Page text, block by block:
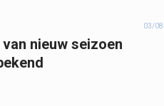
03/08
nieuw seizoen